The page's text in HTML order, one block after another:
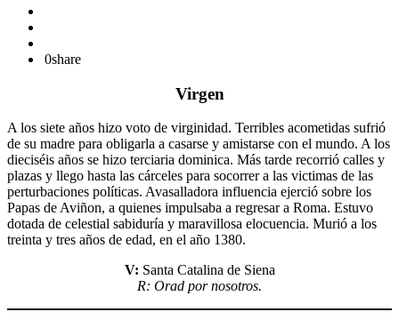
0share
Virgen
A los siete años hizo voto de virginidad. Terribles acometidas sufrió
de su madre para obligarla a casarse y amistarse con el mundo. A los
dieciséis años se hizo terciaria dominica. Más tarde recorrió calles y
plazas y llego hasta las cárceles para socorrer a las victimas de las
perturbaciones políticas. Avasalladora influencia ejerció sobre los
Papas de Aviñon, a quienes impulsaba a regresar a Roma. Estuvo
dotada de celestial sabiduría y maravillosa elocuencia. Murió a los
treinta y tres años de edad, en el año 1380.
V: Santa Catalina de Siena
R: Orad por nosotros.